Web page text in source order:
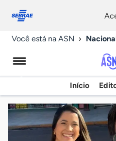
conosco
Você está na ASN
Início